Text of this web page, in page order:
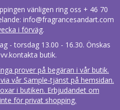
vänligen ring oss + 46 70
info@fragrancesandart.com
i förväg.
- torsdag 13.00 - 16.30. Önskas
butik.
prover på begäran i vår butik.
vår Sample-tjänst på hemsidan.
i butiken. Erbjudandet om
för privat shopping.